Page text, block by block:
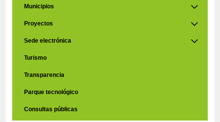
Municipios
Proyectos
Sede electrónica
Turismo
Transparencia
Parque tecnológico
Consultas públicas